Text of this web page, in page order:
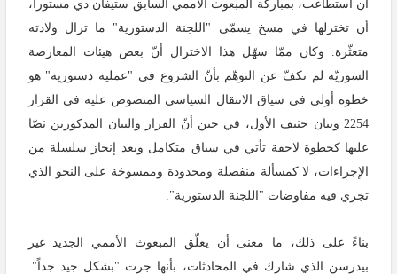
أن استطاعت، بمباركة المبعوث الأممي السابق ستيفان دي مستورا،
أن تختزلها في مسخ يسمّى "اللجنة الدستورية" ما تزال ولادته
متعثّرة. وكان ممّا سهّل هذا الاختزال أنّ بعض هيئات المعارضة
السوريّة لم تكفّ عن التوهّم بأنّ الشروع في "عملية دستورية" هو
خطوة أولى في سياق الانتقال السياسي المنصوص عليه في القرار
2254 وبيان جنيف الأول، في حين أنّ القرار والبيان المذكورين نصّا
عليها كخطوة لاحقة تأتي في سياق متكامل وبعد إنجاز سلسلة من
الإجراءات، لا كمسألة منفصلة ومحدودة وممسوخة على النحو الذي
تجري فيه مفاوضات "اللجنة الدستورية".
بناءً على ذلك، ما معنى أن يعلّق المبعوث الأممي الجديد غير
بيدرسن الذي شارك في المحادثات، بأنها جرت "بشكل جيد جداً".